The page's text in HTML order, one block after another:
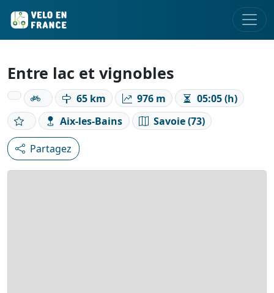
Entre lac et vignobles
65 km 976 m
05:05 (h)
Aix-les-Bains
Savoie (73)
Partagez